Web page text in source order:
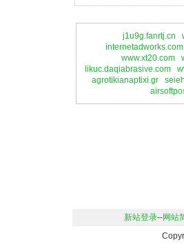
j1u9g.fanrtj.cn
internetadworks.com
www.xt20.com
likuc.daqiabrasive.com
agrotikianaptixi.gr
新站登录--网站